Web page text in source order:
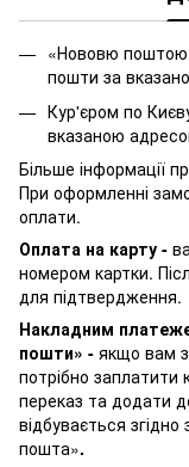
«Нововю
пошти за
Кур'єром по
вказаною
Більше інформації
При оформленні
оплати.
Оплата на карту -
номером картки.
для підтвердження.
Накладним
пошти» - якщо вам
потрібно заплатити
переказ та додати
відбувається
пошта».